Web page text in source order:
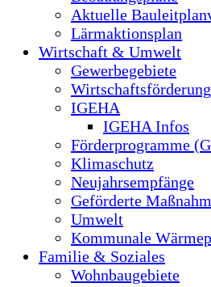
Aktuelle
Lärmaktionsplan
Wirtschaft & Umwelt
Gewerbegebiete
Wirtschaftsförderung
IGEHA
IGEHA Infos
Förderprogramme
Klimaschutz
Neujahrsempfänge
Geförderte
Umwelt
Kommunale
Familie & Soziales
Wohnbaugebiete